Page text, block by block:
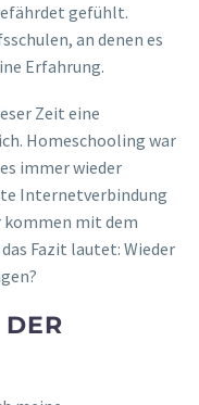
gefühlt.
an denen es
Erfahrung.
Zeit eine
Homeschooling war
immer wieder
Internetverbindung
kommen mit dem
Fazit lautet: Wieder